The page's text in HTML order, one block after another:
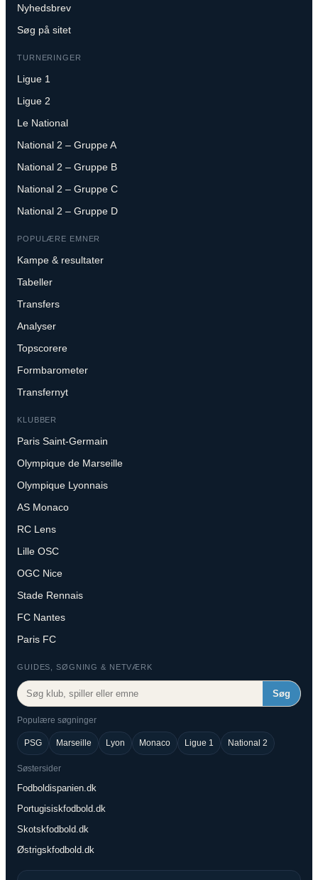
Nyhedsbrev
Søg på sitet
TURNERINGER
Ligue 1
Ligue 2
Le National
National 2 – Gruppe A
National 2 – Gruppe B
National 2 – Gruppe C
National 2 – Gruppe D
POPULÆRE EMNER
Kampe & resultater
Tabeller
Transfers
Analyser
Topscorere
Formbarometer
Transfernyt
KLUBBER
Paris Saint-Germain
Olympique de Marseille
Olympique Lyonnais
AS Monaco
RC Lens
Lille OSC
OGC Nice
Stade Rennais
FC Nantes
Paris FC
GUIDES, SØGNING & NETVÆRK
Søg
Populære søgninger
PSG Marseille Lyon Monaco Ligue 1 National 2
Søstersider
Fodboldispanien.dk
Portugisiskfodbold.dk
Skotskfodbold.dk
Østrigskfodbold.dk